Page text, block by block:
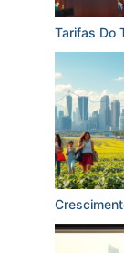
Tarifas Do